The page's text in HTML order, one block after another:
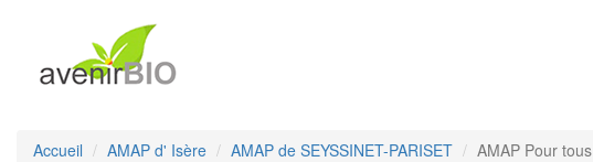
Accueil AMAP d' Isère AMAP de SEYSSINET-PARISET AMAP Pour tous